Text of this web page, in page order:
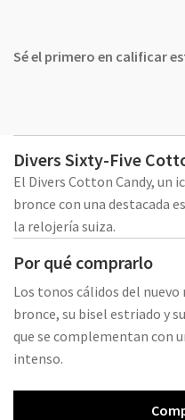
Sé el primero en calificar
Divers Sixty-Five
El Divers Cotton Candy, un
bronce con una destacada
la relojería suiza.
Por qué comprarlo
Los tonos cálidos del nuevo
bronce, su bisel estriado y
que se complementan con
intenso.